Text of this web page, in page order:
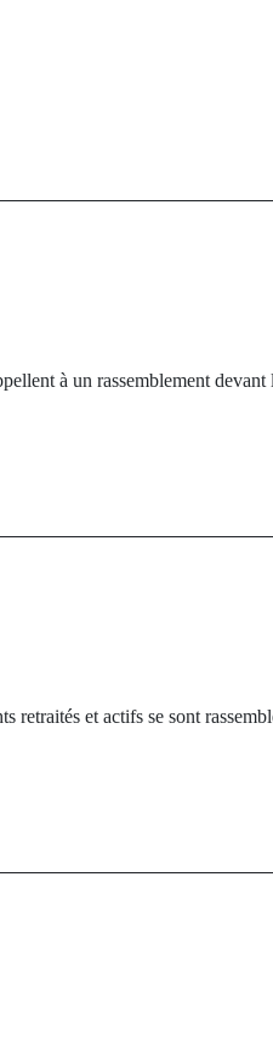
à un rassemblement devant
retraités et actifs se sont